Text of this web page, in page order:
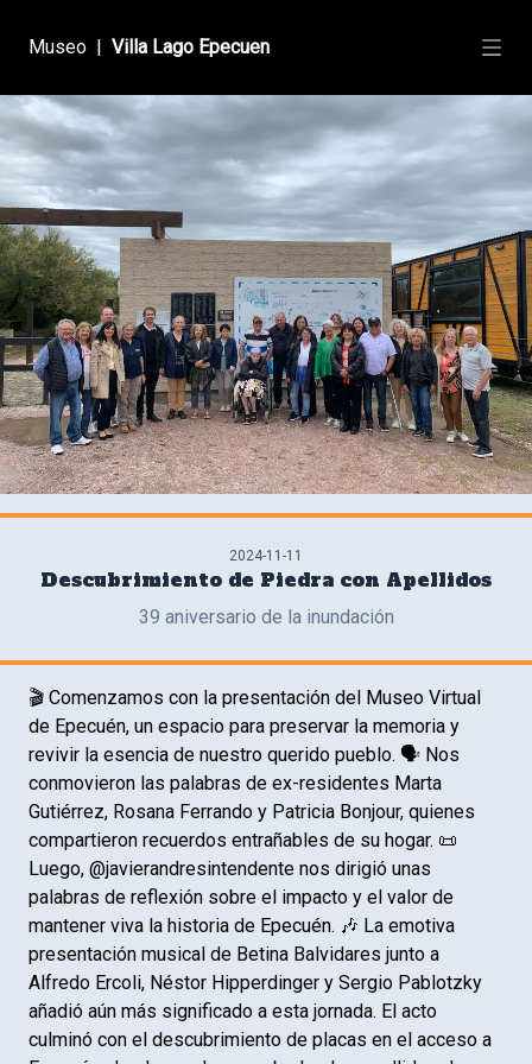
Museo | Villa Lago Epecuen
2024-11-11
Descubrimiento de Piedra con Apellidos
39 aniversario de la inundación
🎬 Comenzamos con la presentación del Museo Virtual
de Epecuén, un espacio para preservar la memoria y
revivir la esencia de nuestro querido pueblo. 🗣️ Nos
conmovieron las palabras de ex-residentes Marta
Gutiérrez, Rosana Ferrando y Patricia Bonjour, quienes
compartieron recuerdos entrañables de su hogar. 📜
Luego, @javierandresintendente nos dirigió unas
palabras de reflexión sobre el impacto y el valor de
mantener viva la historia de Epecuén. 🎶 La emotiva
presentación musical de Betina Balvidares junto a
Alfredo Ercoli, Néstor Hipperdinger y Sergio Pablotzky
añadió aún más significado a esta jornada. El acto
culminó con el descubrimiento de placas en el acceso a